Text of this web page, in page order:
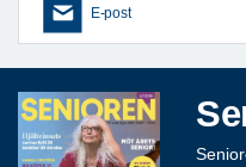
E-post